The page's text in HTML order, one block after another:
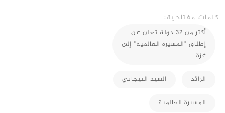
كلمات مفتاحية:
أكثر من 32 دولة تعلن عن
إطلاق "المسيرة العالمية" إلى
غزة
الرائد السيد التيجاني
المسيرة العالمية